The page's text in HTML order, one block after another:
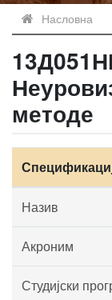
Насловна
методе
Назив
Акроним
Студијски